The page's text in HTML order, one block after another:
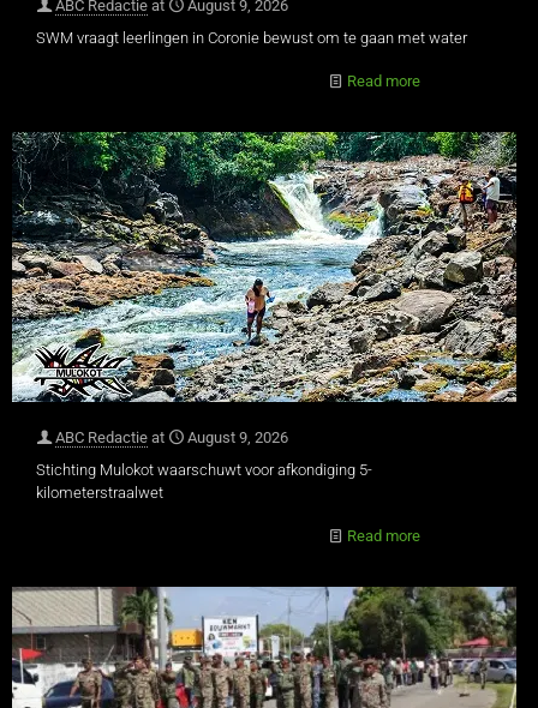
ABC Redactie at
August 9, 2026
SWM vraagt leerlingen in Coronie bewust om te gaan met water
Read more
ABC Redactie at
August 9, 2026
Stichting Mulokot waarschuwt voor afkondiging 5-
kilometerstraalwet
Read more